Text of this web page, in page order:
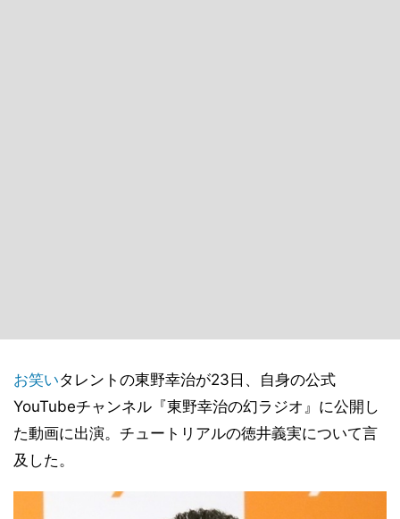
お笑いタレントの東野幸治が23日、自身の公式
YouTubeチャンネル『東野幸治の幻ラジオ』に公開し
た動画に出演。チュートリアルの徳井義実について言
及した。